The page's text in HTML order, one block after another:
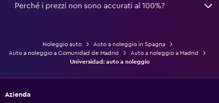
Perché i prezzi non sono accurati al 100%?
Noleggio auto
Auto a noleggio in Spagna
Auto a noleggio a Comunidad de Madrid
Auto a noleggio a Madrid
Universidad: auto a noleggio
Azienda